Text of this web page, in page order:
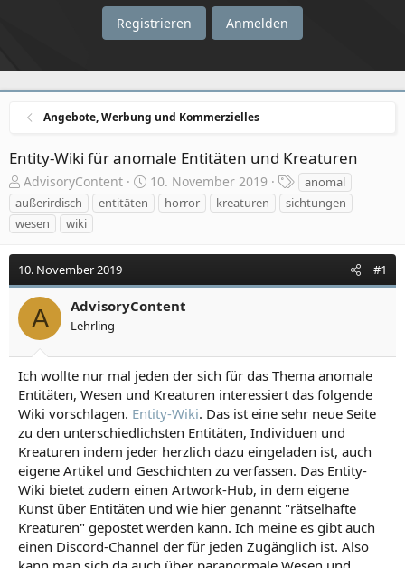
Registrieren Anmelden
Angebote, Werbung und Kommerzielles
Entity-Wiki für anomale Entitäten und Kreaturen
E
r
s
t
l
l
e
AdvisoryContent
E
r
s
l
t
10. November 2019
S
c
h
w
e
anomal
außerirdisch
entitäten horror kreaturen
sichtungen
wesen
wiki
10. November 2019 #1
A AdvisoryContent
Lehrling
Ich wollte nur mal jeden der sich für das Thema anomale
Entitäten, Wesen und Kreaturen interessiert das folgende
Wiki vorschlagen. Entity-Wiki. Das ist eine sehr neue Seite
zu den unterschiedlichsten Entitäten, Individuen und
Kreaturen indem jeder herzlich dazu eingeladen ist, auch
eigene Artikel und Geschichten zu verfassen. Das Entity-
Wiki bietet zudem einen Artwork-Hub, in dem eigene
Kunst über Entitäten und wie hier genannt "rätselhafte
Kreaturen" gepostet werden kann. Ich meine es gibt auch
einen Discord-Channel der für jeden Zugänglich ist. Also